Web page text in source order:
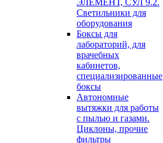
ЭЛЕМЕНТ, СУЛ 9.2.
Светильники для
оборудования
Боксы для
лабораторий, для
врачебных
кабинетов,
специализированные
боксы
Автономные
вытяжки для работы
с пылью и газами.
Циклоны, прочие
фильтры